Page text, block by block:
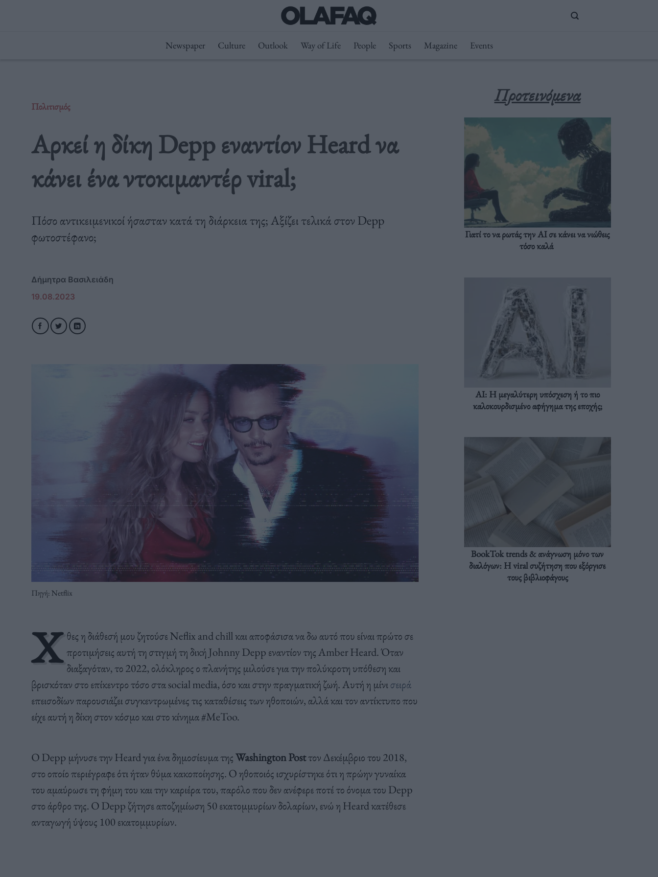
Newspaper Culture Outlook Way of Life People Sports Magazine Events
Πολιτισμός
Αρκεί η δίκη Depp εναντίον Heard να
κάνει ένα ντοκιμαντέρ viral;
Πόσο αντικειμενικοί ήσασταν κατά τη διάρκεια της; Αξίζει τελικά στον Depp
φωτοστέφανο;
Δήμητρα Βασιλειάδη
19.08.2023
Πηγή: Netflix
Χ θες η διάθεσή μου ζητούσε Neflix and chill και αποφάσισα να δω αυτό που είναι πρώτο σε
προτιμήσεις αυτή τη στιγμή τη δική Johnny Depp εναντίον της Amber Heard. Όταν
διαξαγόταν, το 2022, ολόκληρος ο πλανήτης μιλούσε για την πολύκροτη υπόθεση και
βρισκόταν στο επίκεντρο τόσο στα social media, όσο και στην πραγματική ζωή. Αυτή η μίνισειρά
επεισοδίων παρουσιάζει συγκεντρωμένες τις καταθέσεις των ηθοποιών, αλλά και τον αντίκτυπο που
είχε αυτή η δίκη στον κόσμο και στο κίνημα #MeToo.
Ο Depp μήνυσε την Heard για ένα δημοσίευμα τηςWashington Postτον Δεκέμβριο του 2018,
στο οποίο περιέγραφε ότι ήταν θύμα κακοποίησης. Ο ηθοποιός ισχυρίστηκε ότι η πρώην γυναίκα
του αμαύρωσε τη φήμη του και την καριέρα του, παρόλο που δεν ανέφερε ποτέ το όνομα του Depp
στο άρθρο της. O Depp ζήτησε αποζημίωση 50 εκατομμυρίων δολαρίων, ενώ η Heard κατέθεσε
ανταγωγή ύψους 100 εκατομμυρίων.
Προτεινόμενα
Γιατί το να ρωτάς την AI σε κάνει να νιώθεις
τόσο καλά
AI: Η μεγαλύτερη υπόσχεση ή το πιο
καλοκουρδισμένο αφήγημα της εποχής;
BookTok trends & ανάγνωση μόνο των
διαλόγων: Η viral συζήτηση που εξόργισε
τους βιβλιοφάγους